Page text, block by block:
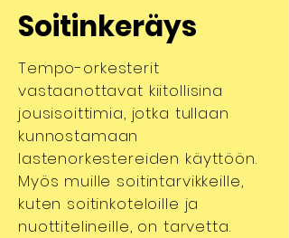
Soitinkeräys
Tempo-orkesterit
vastaanottavat kiitollisina
jousisoittimia, jotka tullaan
kunnostamaan
lastenorkestereiden käyttöön.
Myös muille soitintarvikkeille,
kuten soitinkoteloille ja
nuottitelineille, on tarvetta.